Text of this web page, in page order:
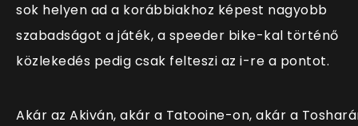
sok helyen ad a korábbiakhoz képest nagyobb
szabadságot a játék, a speeder bike-kal történő
közlekedés pedig csak felteszi az i-re a pontot.
Akár az Akiván, akár a Tatooine-on, akár a